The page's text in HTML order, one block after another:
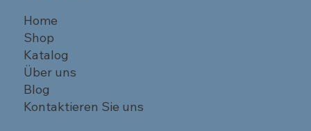
Home
Shop
Katalog
Über uns
Blog
Kontaktieren Sie uns